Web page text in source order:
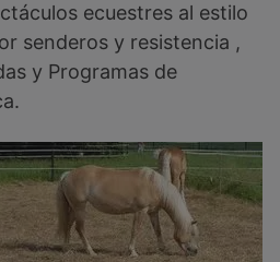
ecuestres al estilo
senderos y resistencia ,
y Programas de